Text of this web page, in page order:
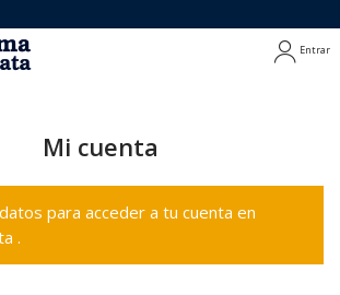
Entrar
Mi cuenta
para acceder a tu cuenta en
.